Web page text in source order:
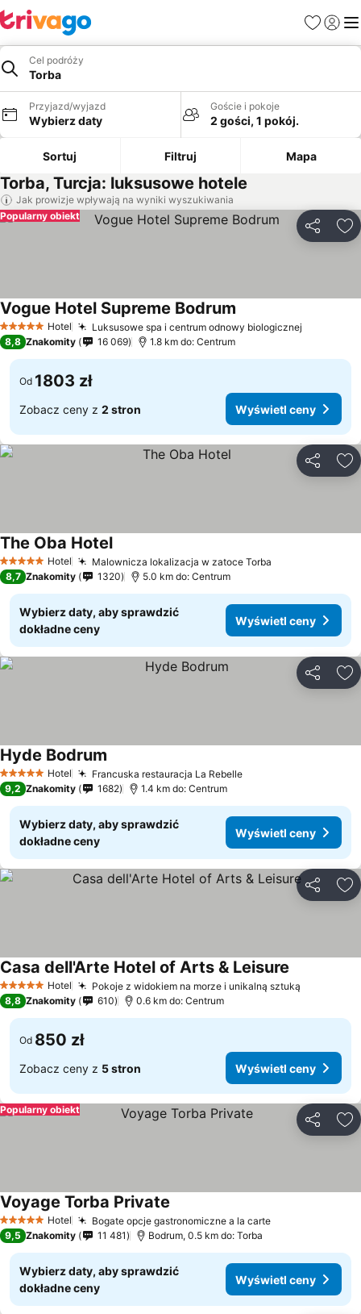
Ulubione
Cel podróży
Torba
Przyjazd/wyjazd
Wybierz daty
Goście i pokoje
2 gości, 1 pokój.
Sortuj Filtruj Mapa
Torba, Turcja: luksusowe hotele
Jak prowizje wpływają na wyniki wyszukiwania
Popularny obiekt
5 KategoriaHotel Luksusowe spa i centrum odnowy biologicznej
Vogue Hotel Supreme Bodrum
8,8 Znakomity 16 069 1.8 km do: Centrum
Od 1803 zł
Zobacz ceny z 2 stron Wyświetl ceny
5 KategoriaHotel Malownicza lokalizacja w zatoce Torba
The Oba Hotel
8,7 Znakomity 1320 5.0 km do: Centrum
Wybierz daty, aby sprawdzić
dokładne ceny
Wyświetl ceny
5 KategoriaHotel Francuska restauracja La Rebelle
Hyde Bodrum
9,2 Znakomity 1682 1.4 km do: Centrum
Wybierz daty, aby sprawdzić
dokładne ceny
Wyświetl ceny
5 KategoriaHotel Pokoje z widokiem na morze i unikalną sztuką
Casa dell'Arte Hotel of Arts & Leisure
8,8 Znakomity 610 0.6 km do: Centrum
Od 850 zł
Zobacz ceny z 5 stron Wyświetl ceny
Popularny obiekt
5 KategoriaHotel Bogate opcje gastronomiczne a la carte
Voyage Torba Private
9,5 Znakomity 11 481 Bodrum, 0.5 km do: Torba
Wybierz daty, aby sprawdzić
dokładne ceny
Wyświetl ceny